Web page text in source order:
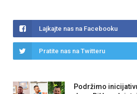
Lajkajte nas na Facebooku
Pratite nas na Twitteru
Podržimo